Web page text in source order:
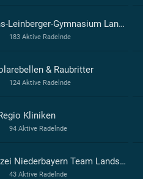
Hans-Leinberger-Gymnasium Landshut
183 Aktive Radelnde
& Raubritter
124 Aktive Radelnde
Kliniken
94 Aktive Radelnde
Polizei Niederbayern Team Landshut
43 Aktive Radelnde